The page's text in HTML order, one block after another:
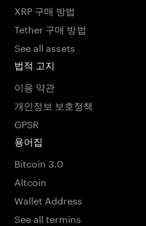
XRP 구매 방법
Tether 구매 방법
See all assets
법적 고지
이용 약관
개인정보 보호정책
GPSR
용어집
Bitcoin 3.0
Altcoin
Wallet Address
See all termins